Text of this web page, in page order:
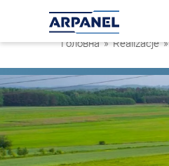
Головна » Realizacje »